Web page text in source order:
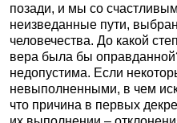
позади, и мы со
неизведанные пути,
человечества. До какой
вера была бы
недопустима. Если
невыполненными, в чем
что причина в первых